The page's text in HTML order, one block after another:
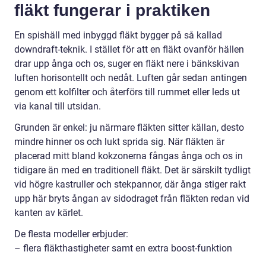
fläkt fungerar i praktiken
En spishäll med inbyggd fläkt bygger på så kallad
downdraft-teknik. I stället för att en fläkt ovanför hällen
drar upp ånga och os, suger en fläkt nere i bänkskivan
luften horisontellt och nedåt. Luften går sedan antingen
genom ett kolfilter och återförs till rummet eller leds ut
via kanal till utsidan.
Grunden är enkel: ju närmare fläkten sitter källan, desto
mindre hinner os och lukt sprida sig. När fläkten är
placerad mitt bland kokzonerna fångas ånga och os in
tidigare än med en traditionell fläkt. Det är särskilt tydligt
vid högre kastruller och stekpannor, där ånga stiger rakt
upp här bryts ångan av sidodraget från fläkten redan vid
kanten av kärlet.
De flesta modeller erbjuder:
– flera fläkthastigheter samt en extra boost-funktion